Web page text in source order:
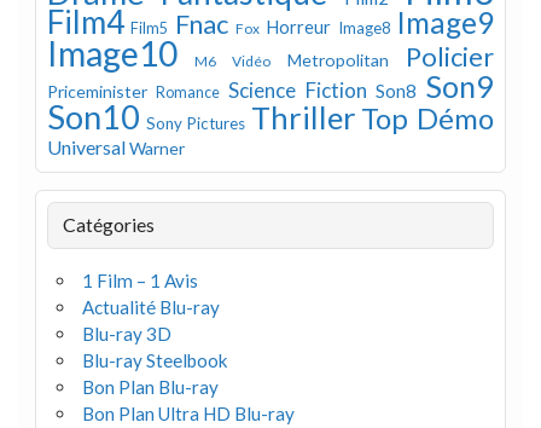
Film4 Film5 Fnac Fox Horreur Image8 Image9
Image10 M6 Vidéo Metropolitan Policier
Priceminister Romance Science Fiction Son8 Son9
Son10 Sony Pictures Thriller Top Démo
UniversalWarner
Catégories
1 Film – 1 Avis
Actualité Blu-ray
Blu-ray 3D
Blu-ray Steelbook
Bon Plan Blu-ray
Bon Plan Ultra HD Blu-ray